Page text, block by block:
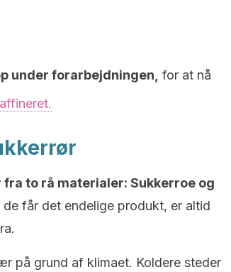
under forarbejdningen, for at nå
to rå materialer: Sukkerroe og
får det endelige produkt, er altid
på grund af klimaet. Koldere steder